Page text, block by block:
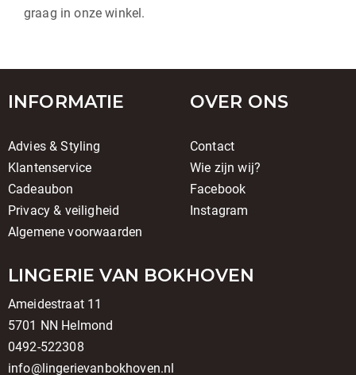
graag in onze winkel.
INFORMATIE
Advies & Styling
Klantenservice
Cadeaubon
Privacy & veiligheid
Algemene voorwaarden
OVER ONS
Contact
Wie zijn wij?
Facebook
Instagram
LINGERIE VAN BOKHOVEN
Ameidestraat 11
5701 NN Helmond
0492-522308
info@lingerievanbokhoven.nl